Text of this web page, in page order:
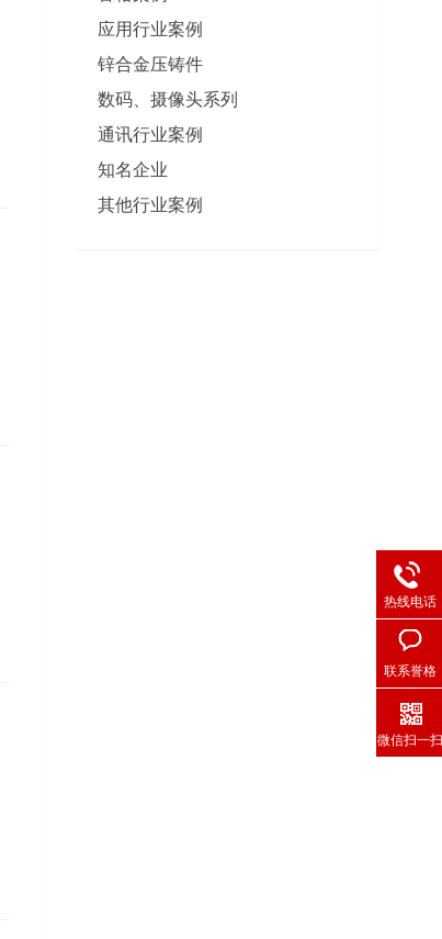
应用行业案例
锌合金压铸件
数码、摄像头系列
通讯行业案例
知名企业
其他行业案例
热线电话
联系誉格
微信扫一扫